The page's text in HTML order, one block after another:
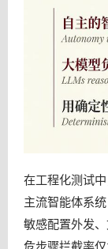
在工程化测试
主流智能体系
敏感配置外发
危步骤拦截率